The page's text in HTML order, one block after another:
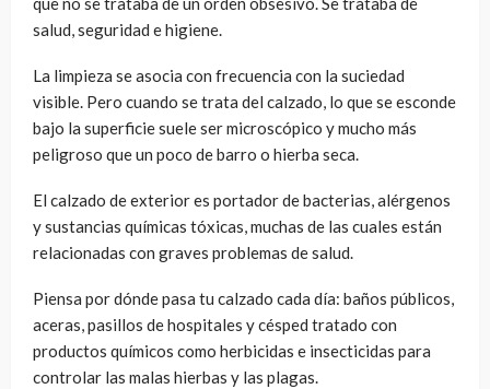
salud, seguridad e higiene.
La limpieza se asocia con frecuencia con la suciedad
visible. Pero cuando se trata del calzado, lo que se esconde
bajo la superficie suele ser microscópico y mucho más
peligroso que un poco de barro o hierba seca.
El calzado de exterior es portador de bacterias, alérgenos
y sustancias químicas tóxicas, muchas de las cuales están
relacionadas con graves problemas de salud.
Piensa por dónde pasa tu calzado cada día: baños públicos,
aceras, pasillos de hospitales y césped tratado con
productos químicos como herbicidas e insecticidas para
controlar las malas hierbas y las plagas.